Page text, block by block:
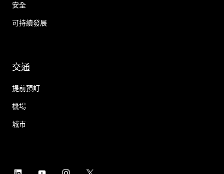
安全
可持續發展
交通
提前預訂
機場
城市